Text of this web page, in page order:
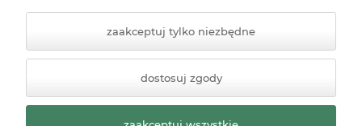
Styl graficzny ShopGadget.pl
Sklep internetowy Shoper
Premium
zaakceptuj tylko niezbędne
dostosuj zgody